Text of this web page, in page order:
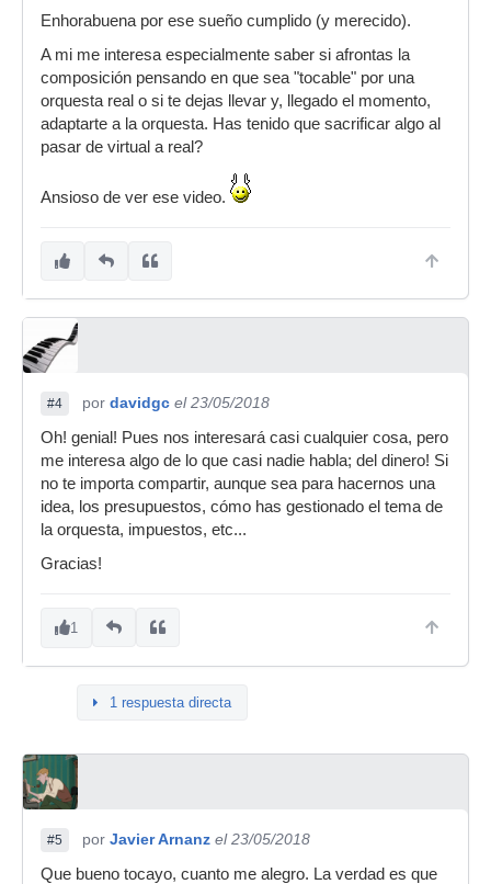
Enhorabuena por ese sueño cumplido (y merecido).
A mi me interesa especialmente saber si afrontas la
composición pensando en que sea "tocable" por una
orquesta real o si te dejas llevar y, llegado el momento,
adaptarte a la orquesta. Has tenido que sacrificar algo al
pasar de virtual a real?
Ansioso de ver ese video.
#4 por davidgc el 23/05/2018
Oh! genial! Pues nos interesará casi cualquier cosa, pero
me interesa algo de lo que casi nadie habla; del dinero! Si
no te importa compartir, aunque sea para hacernos una
idea, los presupuestos, cómo has gestionado el tema de
la orquesta, impuestos, etc...
Gracias!
1
1 respuesta directa
#5 por Javier Arnanz el 23/05/2018
Que bueno tocayo, cuanto me alegro. La verdad es que